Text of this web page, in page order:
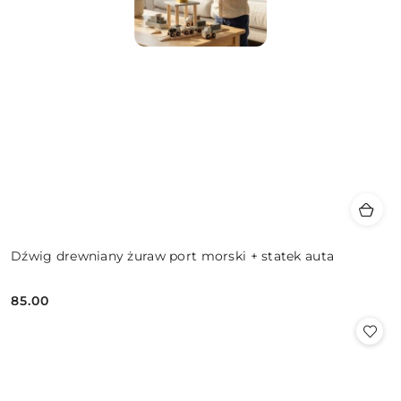
Dźwig drewniany żuraw port morski + statek auta
Cena:
85.00